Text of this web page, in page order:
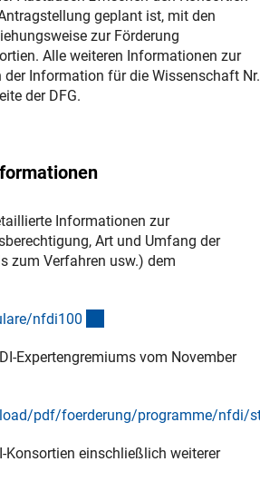
geplant ist, mit den
zur Förderung
Alle weiteren Informationen zur
der Information für die Wissenschaft Nr.
der DFG.
Informationen zur
Art und Umfang der
zum Verfahren usw.) dem
nfdi100
Expertengremiums vom November
pdf/foerderung/programme/nfdi/
Konsortien einschließlich weiterer